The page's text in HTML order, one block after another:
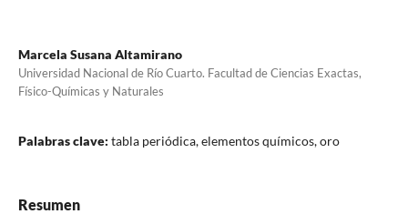
Marcela Susana Altamirano
Universidad Nacional de Río Cuarto. Facultad de Ciencias Exactas,
Físico-Químicas y Naturales
Palabras clave: tabla periódica, elementos químicos, oro
Resumen